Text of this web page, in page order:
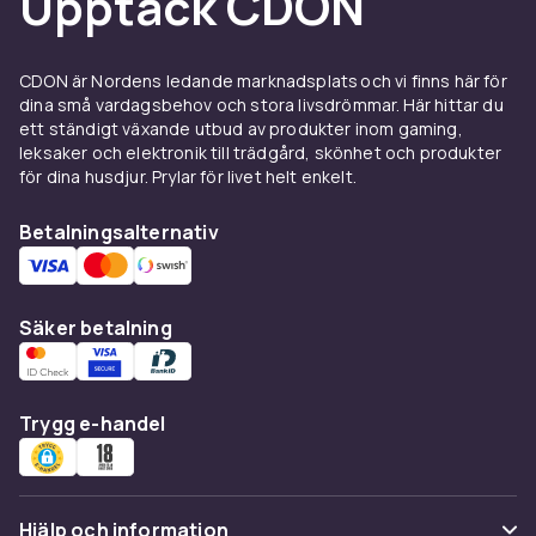
värdefulla. Loose-spel utan förpackning är
Kontrollera att konsoler och spel fungerar
korrekt.
Hos CDON hittar du ett brett sortiment av
begagnade spelprodukter till
är ett smart val – du sparar pengar och bidrar
till en mer hållbar konsumtion. Snabb leverans
och tryggt köp.
Se alla begagnade spelprodukter hos CDON.
Varför köpa begagnade
spelprodukter?
Begagnade spelprodukter erbjuder flera
fördelar. Priset är ofta 30–70% lägre än nytt.
Äldre spel och konsoler som inte längre
CDON är Nordens ledande marknadsplats och vi finns här för
dina små vardagsbehov och stora livsdrömmar. Här hittar du
ett ständigt växande utbud av produkter inom gaming,
leksaker och elektronik till trädgård, skönhet och produkter
för dina husdjur. Prylar för livet helt enkelt.
Betalningsalternativ
Säker betalning
Trygg e-handel
Hjälp och information